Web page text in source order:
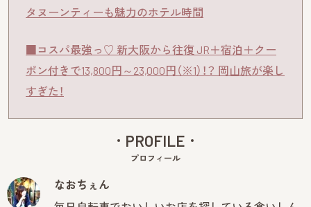
タヌーンティーも魅力のホテル時間
■コスパ最強っ♡ 新大阪から往復 JR＋宿泊＋クー
ポン付きで13,800円～23,000円（※1）！？ 岡山旅が楽し
すぎた！
PROFILE
プロフィール
なおちぇん